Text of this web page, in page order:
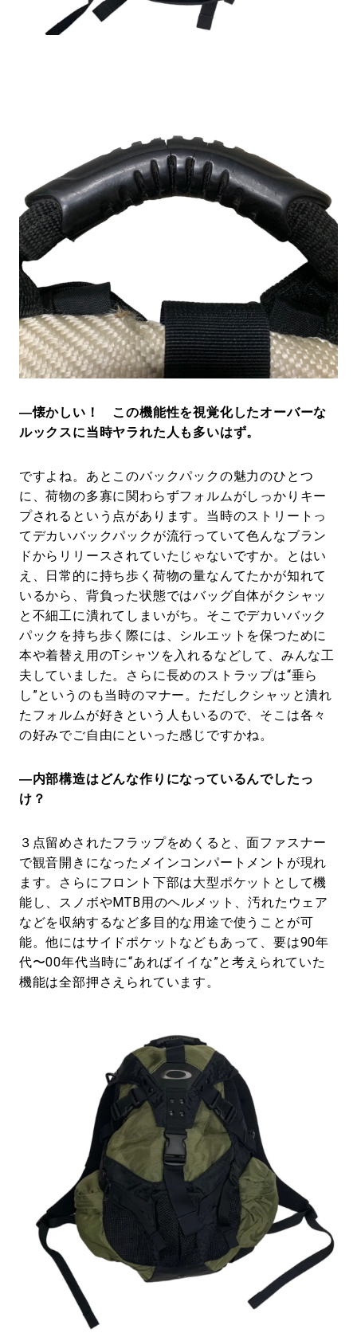
―懐かしい！ この機能性を視覚化したオーバーな
ルックスに当時ヤラれた人も多いはず。
ですよね。あとこのバックパックの魅力のひとつ
に、荷物の多寡に関わらずフォルムがしっかりキー
プされるという点があります。当時のストリートっ
てデカいバックパックが流行っていて色んなブラン
ドからリリースされていたじゃないですか。とはい
え、日常的に持ち歩く荷物の量なんてたかが知れて
いるから、背負った状態ではバッグ自体がクシャッ
と不細工に潰れてしまいがち。そこでデカいバック
パックを持ち歩く際には、シルエットを保つために
本や着替え用のTシャツを入れるなどして、みんな工
夫していました。さらに長めのストラップは“垂ら
し”というのも当時のマナー。ただしクシャッと潰れ
たフォルムが好きという人もいるので、そこは各々
の好みでご自由にといった感じですかね。
―内部構造はどんな作りになっているんでしたっ
け？
３点留めされたフラップをめくると、面ファスナー
で観音開きになったメインコンパートメントが現れ
ます。さらにフロント下部は大型ポケットとして機
能し、スノボやMTB用のヘルメット、汚れたウェア
などを収納するなど多目的な用途で使うことが可
能。他にはサイドポケットなどもあって、要は90年
代〜00年代当時に“あればイイな”と考えられていた
機能は全部押さえられています。